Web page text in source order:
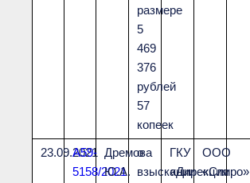
размере
5
469
376
рублей
57
копеек
23.09.2021
А59-
5158/2021
Дремова
Ю.А.
о
взыскании
ГКУ
«Дирекция
ООО
«Спиро»